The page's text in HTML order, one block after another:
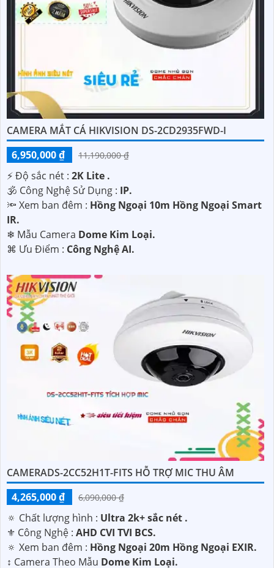
CAMERA MẮT CÁ HIKVISION DS-2CD2935FWD-I
6,950,000 ₫
11,190,000 ₫
️⚡ Độ sắc nét : 2K Lite .
🕉️ Công Nghệ Sử Dụng : IP.
🔦 Xem ban đêm : Hồng Ngoại 10m Hồng Ngoại Smart
IR.
❄ Mẫu Camera Dome Kim Loại.
️⌘ Ưu Điểm : Công Nghệ AI.
CAMERADS-2CC52H1T-FITS HỖ TRỢ MIC THU ÂM
4,265,000 ₫
6,090,000 ₫
🔅 Chất lượng hình : Ultra 2k+ sắc nét .
⚜️ Công Nghệ : AHD CVI TVI BCS.
🔅 Xem ban đêm : Hồng Ngoại 20m Hồng Ngoại EXIR.
↕️ Camera Theo Mẫu Dome Kim Loại.